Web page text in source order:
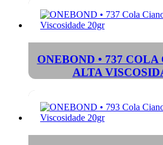
ONEBOND • 737
ALTA